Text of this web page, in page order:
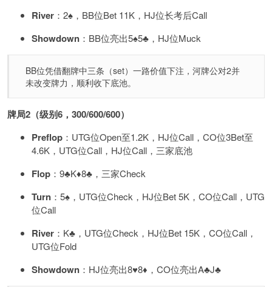
River ：2♠️，BB位Bet 11K，HJ位长考后Call
Showdown ：BB位亮出5♠️5♣️，HJ位Muck
BB位凭借翻牌中三条（set）一路价值下注，河牌公对2并
未改变牌力，顺利收下底池。
牌局2（级别6，300/600/600）
Preflop ：UTG位Open至1.2K，HJ位Call，CO位3Bet至
4.6K，UTG位Call，HJ位Call，三家底池
Flop ：9♣️K♦️8♣️，三家Check
Turn ：5♠️，UTG位Check，HJ位Bet 5K，CO位Call，UTG
位Call
River ：K♣️，UTG位Check，HJ位Bet 15K，CO位Call，
UTG位Fold
Showdown ：HJ位亮出8♥️8♦️，CO位亮出A♣️J♣️